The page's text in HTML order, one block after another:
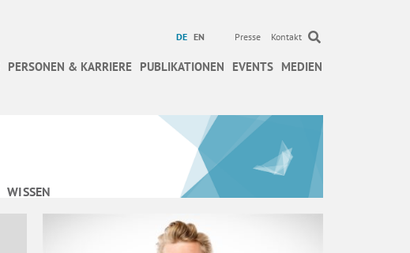
DE EN Presse Kontakt
PERSONEN & KARRIERE PUBLIKATIONEN EVENTS MEDIEN
WISSEN